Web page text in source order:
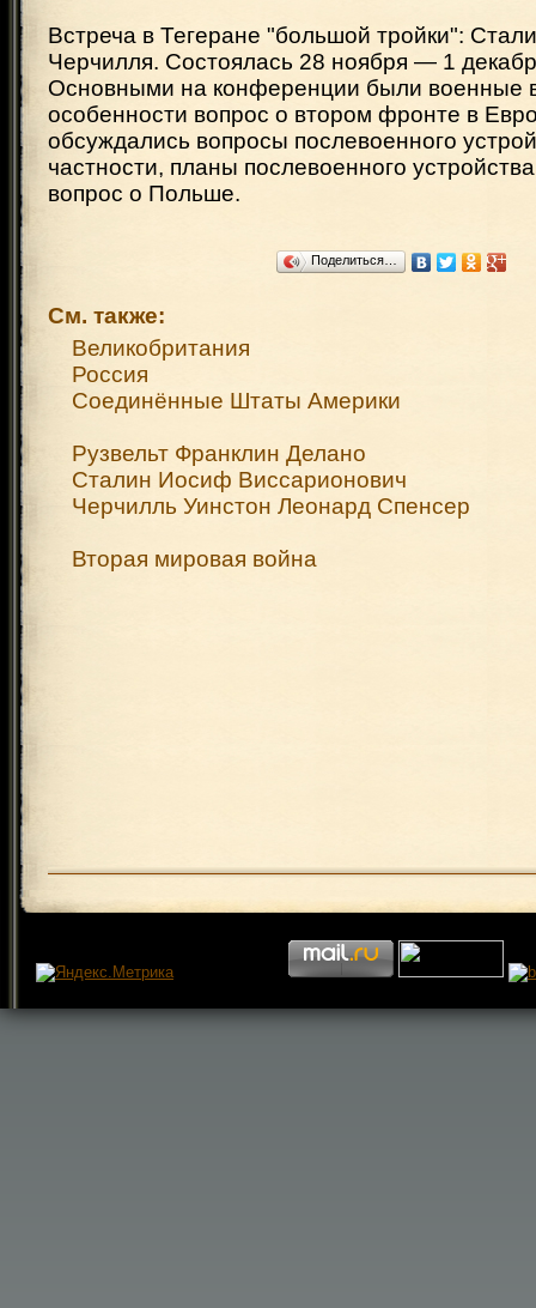
Встреча в Тегеране "большой тройки":
Черчилля. Состоялась 28 ноября — 1
Основными на конференции были военные
особенности вопрос о втором фронте в
обсуждались вопросы послевоенного
частности, планы послевоенного
вопрос о Польше.
Поделиться…
См. также:
Великобритания
Россия
Соединённые Штаты Америки
Рузвельт Франклин Делано
Сталин Иосиф Виссарионович
Черчилль Уинстон Леонард Спенсер
Вторая мировая война